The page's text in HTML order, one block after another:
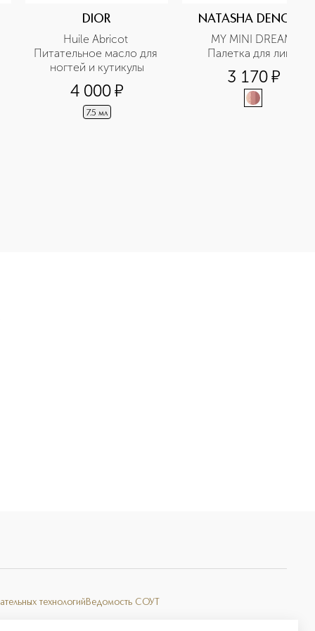
DIOR
Huile Abricot
Питательное масло для
ногтей и кутикулы
4 000¤
7.5 мл
NATASHA DENONA
MY MINI DREAM
3 170¤
технологий Ведомость СОУТ